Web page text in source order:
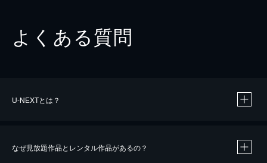
よくある質問
U-NEXTとは？
なぜ見放題作品とレンタル作品があるの？